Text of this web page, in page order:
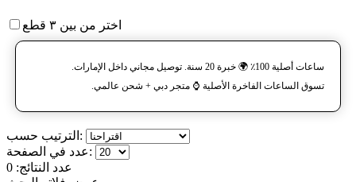
اختر من بين ٣ قطع
ساعات أصلية 100٪ 🌍 خبرة 20 سنة. توصيل مجاني داخل الإمارات.
تسوق الساعات الفاخرة الأصلية ⌚️ متجر دبي + شحن عالمي.
الترتيب حسب:
عدد في الصفحة:
عدد النتائج: 0